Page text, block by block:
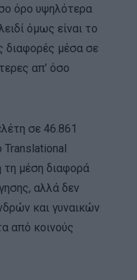
όρο υψηλότερα
όμως είναι το
διαφορές μέσα σε
απ’ όσο
σε 46.861
Translational
τη μέση διαφορά
αλλά δεν
και γυναικών
από κοινούς